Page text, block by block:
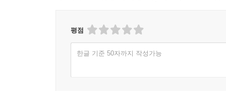
평점
한글 기준 50자까지 작성가능